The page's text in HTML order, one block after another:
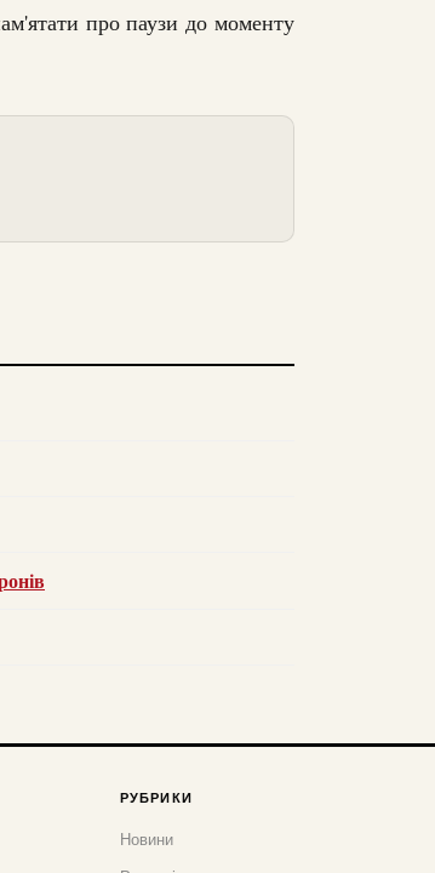
про паузи до моменту
РУБРИКИ
Новини